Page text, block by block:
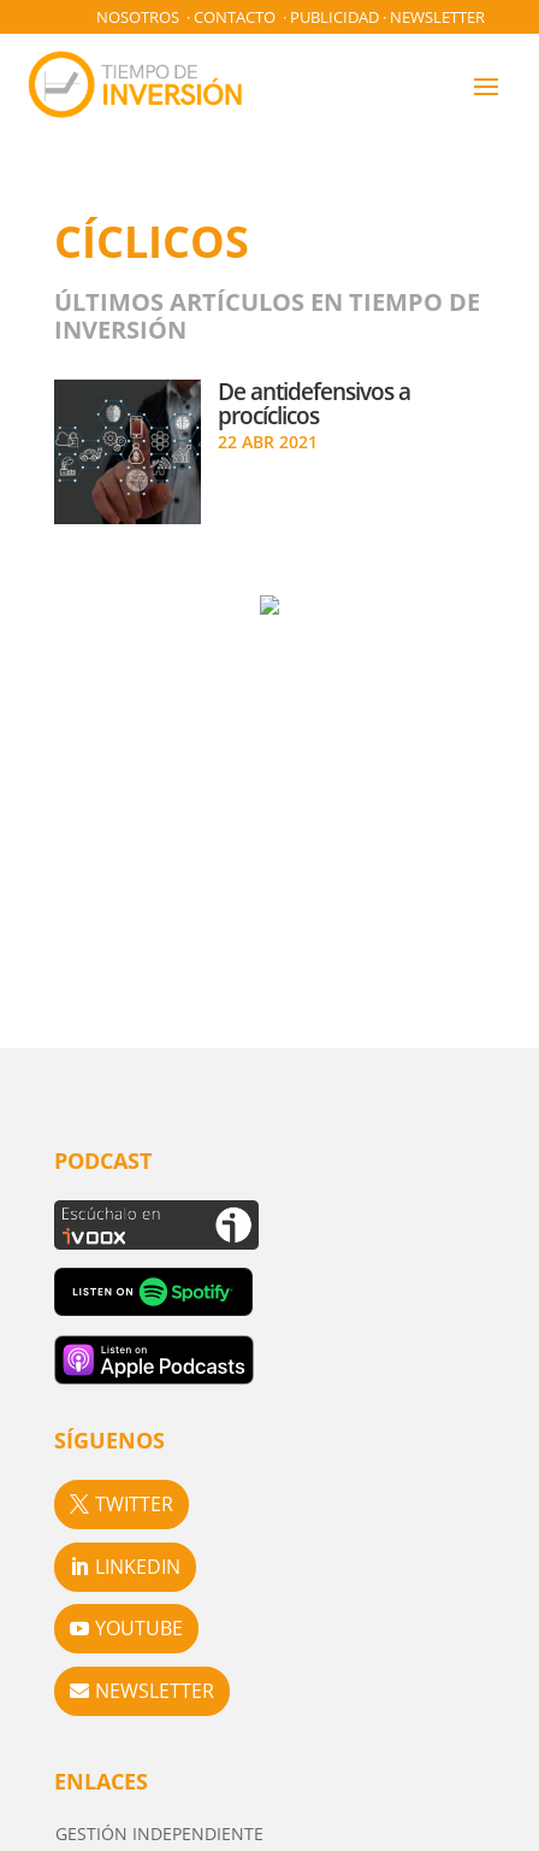
NOSOTROS ·CONTACTO · PUBLICIDAD · NEWSLETTER
CÍCLICOS
ÚLTIMOS ARTÍCULOS EN TIEMPO DE
INVERSIÓN
De antidefensivos a
procíclicos
22 ABR 2021
PODCAST
SÍGUENOS
TWITTER
LINKEDIN
YOUTUBE
NEWSLETTER
ENLACES
GESTIÓN INDEPENDIENTE